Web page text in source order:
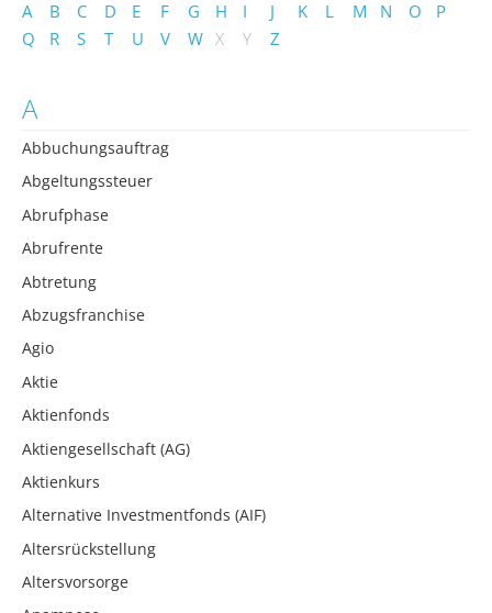
A B C D E F G H I J K L M N O
P
Q
R S T U V W X Y Z
A
Abbuchungsauftrag
Abgeltungssteuer
Abrufphase
Abrufrente
Abtretung
Abzugsfranchise
Agio
Aktie
Aktienfonds
Aktiengesellschaft (AG)
Aktienkurs
Alternative Investmentfonds (AIF)
Altersrückstellung
Altersvorsorge